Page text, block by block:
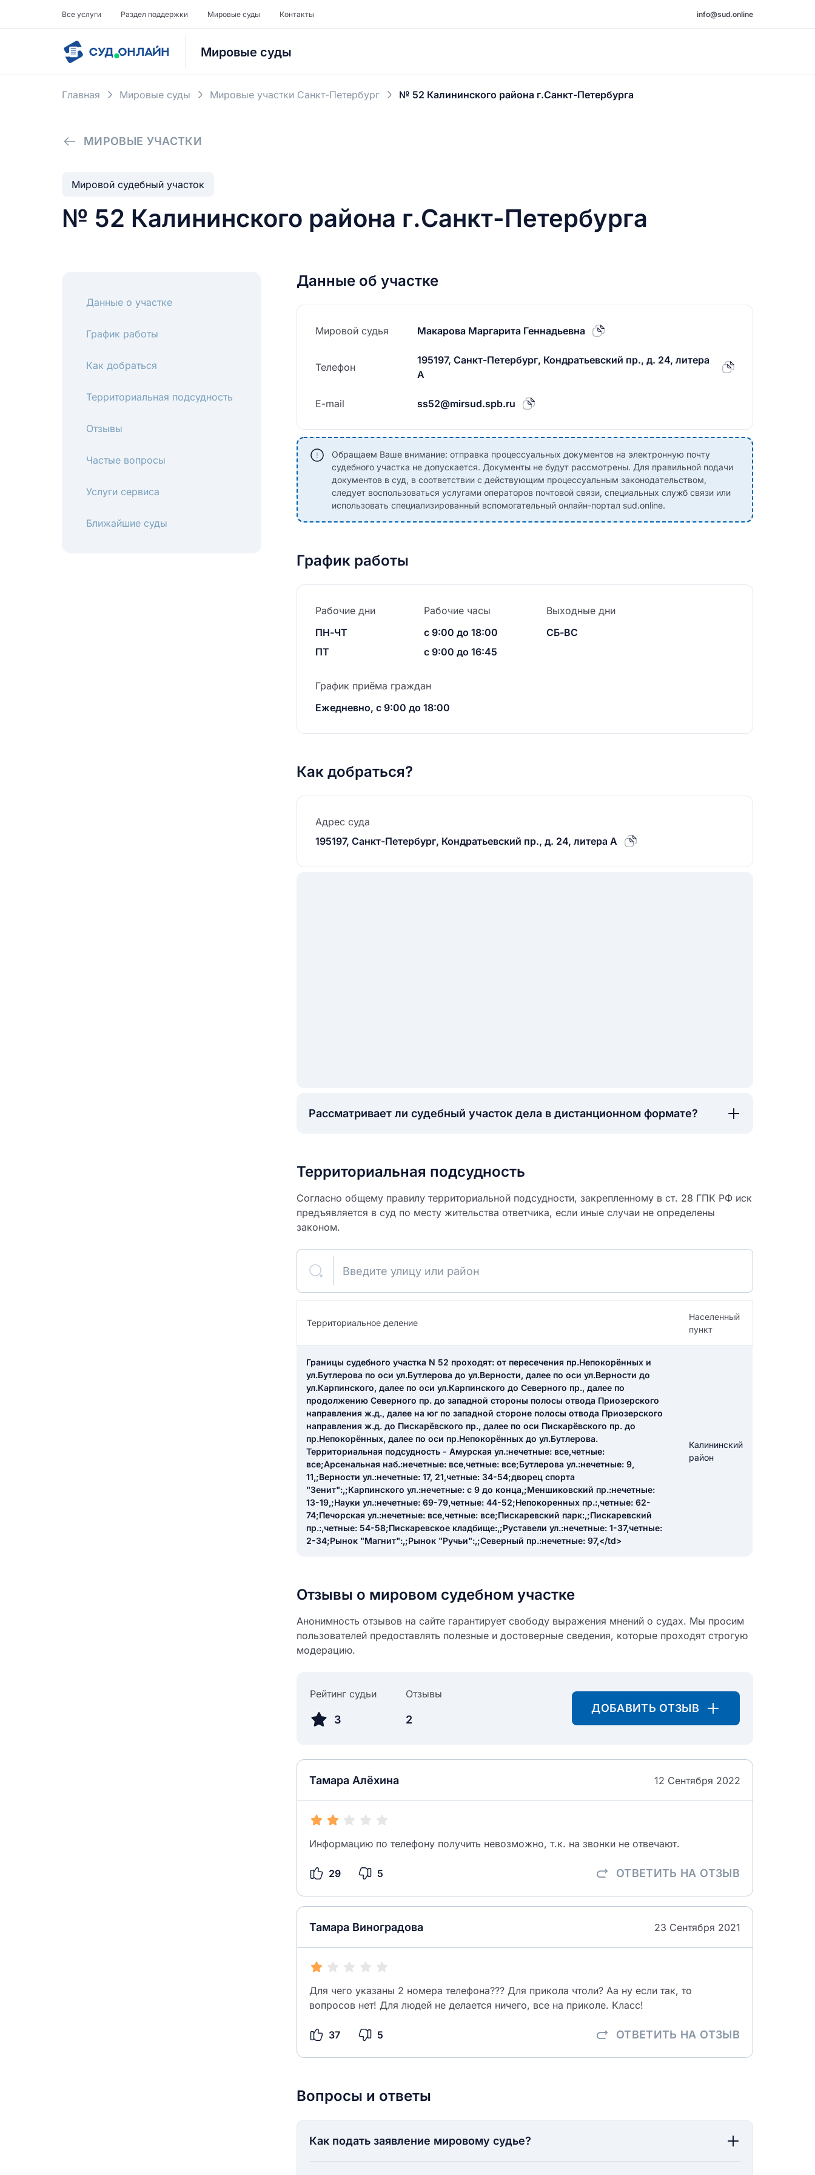
Все услуги Раздел поддержки Мировые суды Контакты info@sud.online
Мировые суды
Главная Мировые суды Мировые участки Санкт-Петербург № 52 Калининского района г.Санкт-Петербурга
МИРОВЫЕ УЧАСТКИ
Мировой судебный участок
№ 52 Калининского района г.Санкт-Петербурга
Данные о участке
График работы
Как добраться
Территориальная подсудность
Отзывы
Частые вопросы
Услуги сервиса
Ближайшие суды
Данные об участке
Мировой судья Макарова Маргарита Геннадьевна
Телефон
195197, Санкт-Петербург, Кондратьевский пр., д. 24, литера
А
E-mail ss52@mirsud.spb.ru
Обращаем Ваше внимание: отправка процессуальных документов на электронную почту
судебного участка не допускается. Документы не будут рассмотрены. Для правильной подачи
документов в суд, в соответствии с действующим процессуальным законодательством,
следует воспользоваться услугами операторов почтовой связи, специальных служб связи или
использовать специализированный вспомогательный онлайн-портал sud.online.
График работы
Рабочие дни
ПН-ЧТ
ПТ
Рабочие часы
с 9:00 до 18:00
с 9:00 до 16:45
Выходные дни
СБ-ВС
График приёма граждан
Ежедневно, с 9:00 до 18:00
Как добраться?
Адрес суда
195197, Санкт-Петербург, Кондратьевский пр., д. 24, литера А
Рассматривает ли судебный участок дела в дистанционном формате?
Территориальная подсудность
Согласно общему правилу территориальной подсудности, закрепленному в ст. 28 ГПК РФ иск
предъявляется в суд по месту жительства ответчика, если иные случаи не определены
законом.
Введите улицу или район
Территориальное деление
Населенный
пункт
Границы судебного участка N 52 проходят: от пересечения пр.Непокорённых и
ул.Бутлерова по оси ул.Бутлерова до ул.Верности, далее по оси ул.Верности до
ул.Карпинского, далее по оси ул.Карпинского до Северного пр., далее по
продолжению Северного пр. до западной стороны полосы отвода Приозерского
направления ж.д., далее на юг по западной стороне полосы отвода Приозерского
направления ж.д. до Пискарёвского пр., далее по оси Пискарёвского пр. до
пр.Непокорённых, далее по оси пр.Непокорённых до ул.Бутлерова.
Территориальная подсудность - Амурская ул.:нечетные: все,четные:
все;Арсенальная наб.:нечетные: все,четные: все;Бутлерова ул.:нечетные: 9,
11,;Верности ул.:нечетные: 17, 21,четные: 34-54;дворец спорта
"Зенит":,;Карпинского ул.:нечетные: с 9 до конца,;Меншиковский пр.:нечетные:
13-19,;Науки ул.:нечетные: 69-79,четные: 44-52;Непокоренных пр.:,четные: 62-
74;Печорская ул.:нечетные: все,четные: все;Пискаревский парк:,;Пискаревский
пр.:,четные: 54-58;Пискаревское кладбище:,;Руставели ул.:нечетные: 1-37,четные:
2-34;Рынок "Магнит":,;Рынок "Ручьи":,;Северный пр.:нечетные: 97,</td>
Калининский
район
Отзывы о мировом судебном участке
Анонимность отзывов на сайте гарантирует свободу выражения мнений о судах. Мы просим
пользователей предоставлять полезные и достоверные сведения, которые проходят строгую
модерацию.
Рейтинг судьи
3
Отзывы
2
ДОБАВИТЬ ОТЗЫВ
Тамара Алёхина 12 Сентября 2022
Информацию по телефону получить невозможно, т.к. на звонки не отвечают.
29 5 ОТВЕТИТЬ НА ОТЗЫВ
Тамара Виноградова 23 Сентября 2021
Для чего указаны 2 номера телефона??? Для прикола чтоли? Аа ну если так, то
вопросов нет! Для людей не делается ничего, все на приколе. Класс!
37 5 ОТВЕТИТЬ НА ОТЗЫВ
разрешить публикацию отзыва
ОСТАВИТЬ ОТЗЫВ
Введите свое имя
Ответ на отзыв
разрешить публикацию отзыва
ОСТАВИТЬ ОТЗЫВ
Вопросы и ответы
Как подать заявление мировому судье?
Название населенного пункта
СОХРАНИТЬ